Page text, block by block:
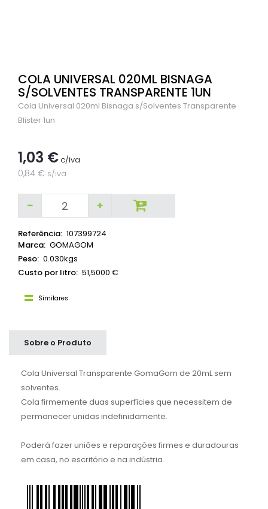
COLA UNIVERSAL 020ML BISNAGA
S/SOLVENTES TRANSPARENTE 1UN
Cola Universal 020ml Bisnaga s/Solventes Transparente
Blister 1un
1,03 € c/iva
0,84 € s/iva
Referência: 107399724
Marca: GOMAGOM
Peso: 0.030kgs
Custo por litro: 51,5000 €
Similares
Sobre o Produto
Cola Universal Transparente GomaGom de 20mL sem
solventes.
Cola firmemente duas superfícies que necessitem de
permanecer unidas indefinidamente.
Poderá fazer uniões e reparações firmes e duradouras
em casa, no escritório e na indústria.